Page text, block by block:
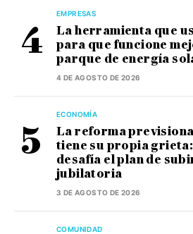
EMPRESAS
La herramienta que
para que funcione
parque de energía
4 DE AGOSTO DE 2026
ECONOMÍA
La reforma
tiene su propia
desafía el plan de
jubilatoria
3 DE AGOSTO DE 2026
COMUNIDAD